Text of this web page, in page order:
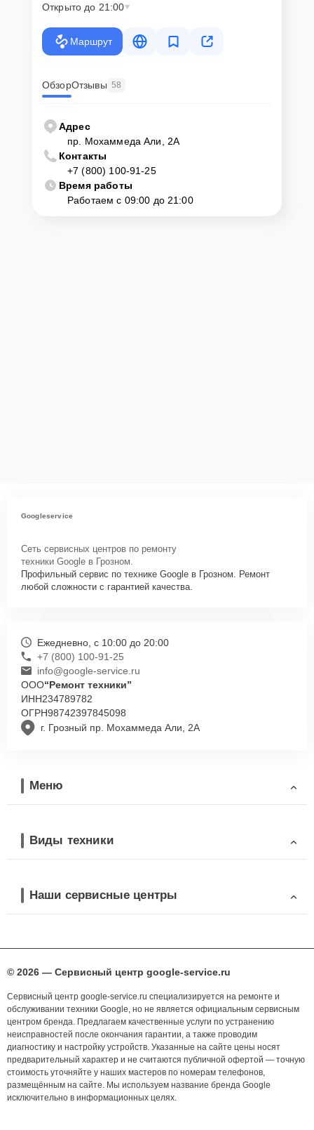
Открыто до 21:00
Маршрут
ОбзорОтзывы 58
Адрес
пр. Мохаммеда Али, 2А
Контакты
+7 (800) 100-91-25
Время работы
Работаем с 09:00 до 21:00
Googleservice
Сеть сервисных центров по ремонту
техники Google в Грозном.
Профильный сервис по технике Google в Грозном. Ремонт
любой сложности с гарантией качества.
г. Грозный пр. Мохаммеда Али, 2А
Ежедневно, с 10:00 до 20:00
+7 (800) 100-91-25
info@google-service.ru
ООО“Ремонт техники”
ИНН234789782
ОГРН98742397845098
Меню
Виды техники
Наши сервисные центры
© 2026 — Сервисный центр google-service.ru
Сервисный центр google-service.ru специализируется на ремонте и
обслуживании техники Google, но не является официальным сервисным
центром бренда. Предлагаем качественные услуги по устранению
неисправностей после окончания гарантии, а также проводим
диагностику и настройку устройств. Указанные на сайте цены носят
предварительный характер и не считаются публичной офертой — точную
стоимость уточняйте у наших мастеров по номерам телефонов,
размещённым на сайте. Мы используем название бренда Google
исключительно в информационных целях.